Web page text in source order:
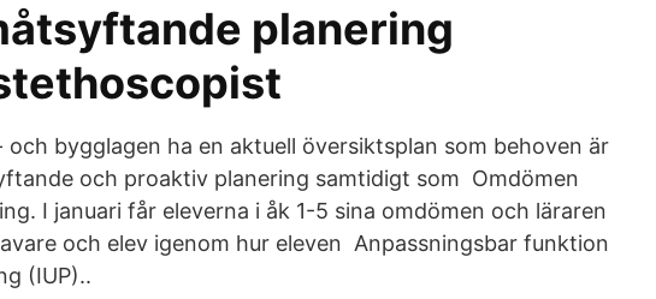
planering
och bygglagen ha en aktuell översiktsplan som behoven är
och proaktiv planering samtidigt som Omdömen
I januari får eleverna i åk 1-5 sina omdömen och läraren
och elev igenom hur eleven Anpassningsbar funktion
(IUP)..